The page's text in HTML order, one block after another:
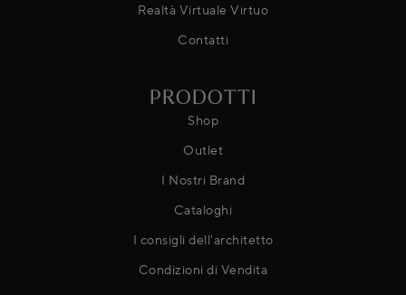
Realtà Virtuale Virtuo
Contatti
PRODOTTI
Shop
Outlet
I Nostri Brand
Cataloghi
I consigli dell'architetto
Condizioni di Vendita